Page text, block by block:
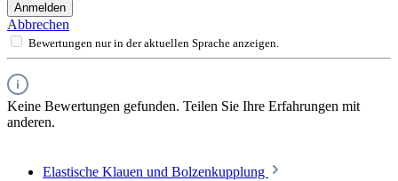
Anmelden
Abbrechen
Bewertungen nur in der aktuellen Sprache anzeigen.
Keine Bewertungen gefunden. Teilen Sie Ihre Erfahrungen mit
anderen.
Elastische Klauen und Bolzenkupplung